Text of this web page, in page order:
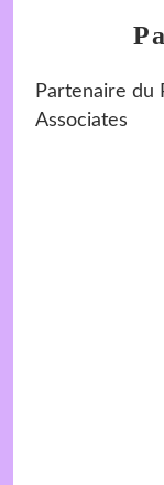
Partenaire du
Associates